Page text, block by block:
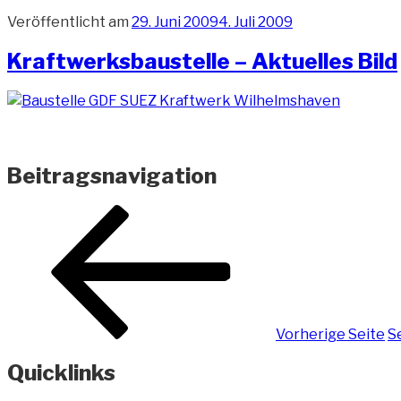
Veröffentlicht am 29. Juni 20094. Juli 2009
Kraftwerksbaustelle – Aktuelles Bild
Beitragsnavigation
Vorherige Seite
Quicklinks